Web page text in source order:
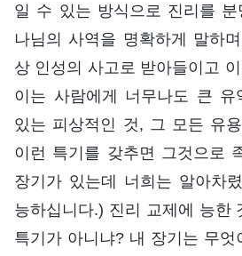
일 수 있는 방식으로 진리를
나님의 사역을 명확하게 말하
상 인성의 사고로 받아들이고
이는 사람에게 너무나도 큰 유
있는 피상적인 것, 그 모든 유
이런 특기를 갖추면 그것으로
장기가 있는데 너희는 알아차
능하십니다.) 진리 교제에 능한
특기가 아니냐? 내 장기는 무엇